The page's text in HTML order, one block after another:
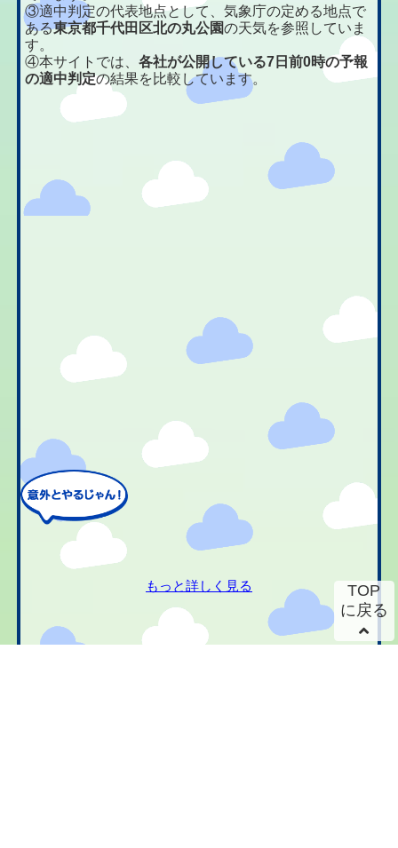
③適中判定の代表地点として、気象庁の定める地点で
ある東京都千代田区北の丸公園の天気を参照していま
す。
④本サイトでは、各社が公開している7日前0時の予報
の適中判定の結果を比較しています。
もっと詳しく見る
TOP
に戻る